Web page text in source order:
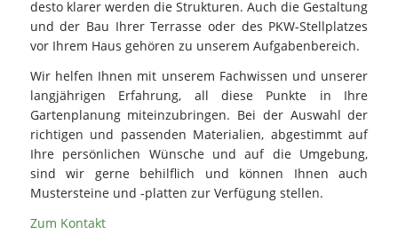
desto klarer werden die Strukturen. Auch die Gestaltung
und der Bau Ihrer Terrasse oder des PKW-Stellplatzes
vor Ihrem Haus gehören zu unserem Aufgabenbereich.
Wir helfen Ihnen mit unserem Fachwissen und unserer
langjährigen Erfahrung, all diese Punkte in Ihre
Gartenplanung miteinzubringen. Bei der Auswahl der
richtigen und passenden Materialien, abgestimmt auf
Ihre persönlichen Wünsche und auf die Umgebung,
sind wir gerne behilflich und können Ihnen auch
Mustersteine und -platten zur Verfügung stellen.
Zum Kontakt